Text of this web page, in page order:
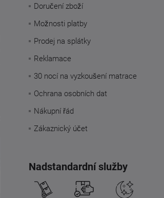
Doručení zboží
Možnosti platby
Prodej na splátky
Reklamace
30 nocí na vyzkoušení matrace
Ochrana osobních dat
Nákupní řád
Zákaznický účet
Nadstandardní služby